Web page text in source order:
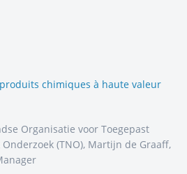
chimiques à haute valeur
Organisatie voor Toegepast
(TNO), Martijn de Graaff,